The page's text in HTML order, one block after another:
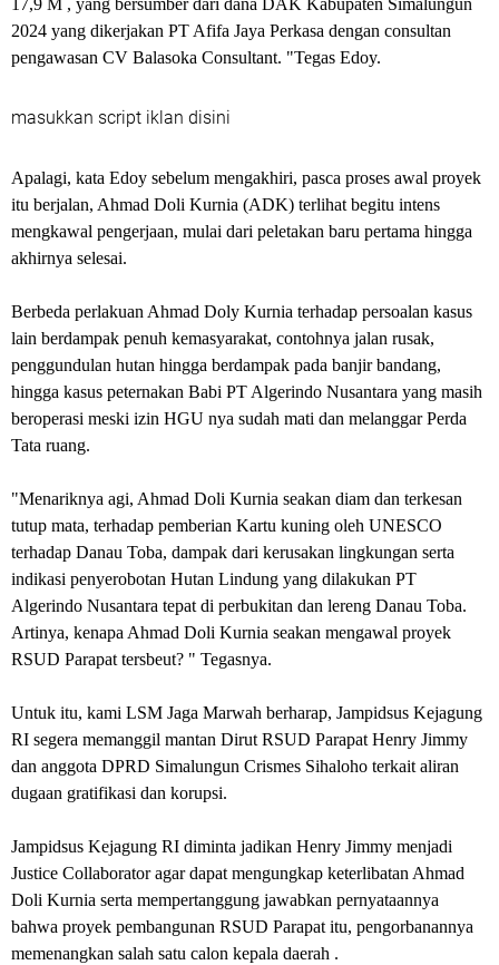
17,9 M , yang bersumber dari dana DAK Kabupaten Simalungun
2024 yang dikerjakan PT Afifa Jaya Perkasa dengan consultan
pengawasan CV Balasoka Consultant. "Tegas Edoy.
masukkan script iklan disini
Apalagi, kata Edoy sebelum mengakhiri, pasca proses awal proyek
itu berjalan, Ahmad Doli Kurnia (ADK) terlihat begitu intens
mengkawal pengerjaan, mulai dari peletakan baru pertama hingga
akhirnya selesai.
Berbeda perlakuan Ahmad Doly Kurnia terhadap persoalan kasus
lain berdampak penuh kemasyarakat, contohnya jalan rusak,
penggundulan hutan hingga berdampak pada banjir bandang,
hingga kasus peternakan Babi PT Algerindo Nusantara yang masih
beroperasi meski izin HGU nya sudah mati dan melanggar Perda
Tata ruang.
"Menariknya agi, Ahmad Doli Kurnia seakan diam dan terkesan
tutup mata, terhadap pemberian Kartu kuning oleh UNESCO
terhadap Danau Toba, dampak dari kerusakan lingkungan serta
indikasi penyerobotan Hutan Lindung yang dilakukan PT
Algerindo Nusantara tepat di perbukitan dan lereng Danau Toba.
Artinya, kenapa Ahmad Doli Kurnia seakan mengawal proyek
RSUD Parapat tersbeut? " Tegasnya.
Untuk itu, kami LSM Jaga Marwah berharap, Jampidsus Kejagung
RI segera memanggil mantan Dirut RSUD Parapat Henry Jimmy
dan anggota DPRD Simalungun Crismes Sihaloho terkait aliran
dugaan gratifikasi dan korupsi.
Jampidsus Kejagung RI diminta jadikan Henry Jimmy menjadi
Justice Collaborator agar dapat mengungkap keterlibatan Ahmad
Doli Kurnia serta mempertanggung jawabkan pernyataannya
bahwa proyek pembangunan RSUD Parapat itu, pengorbanannya
memenangkan salah satu calon kepala daerah .